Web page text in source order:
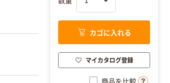
カゴに入れる
マイカタログ登録
商品を比較